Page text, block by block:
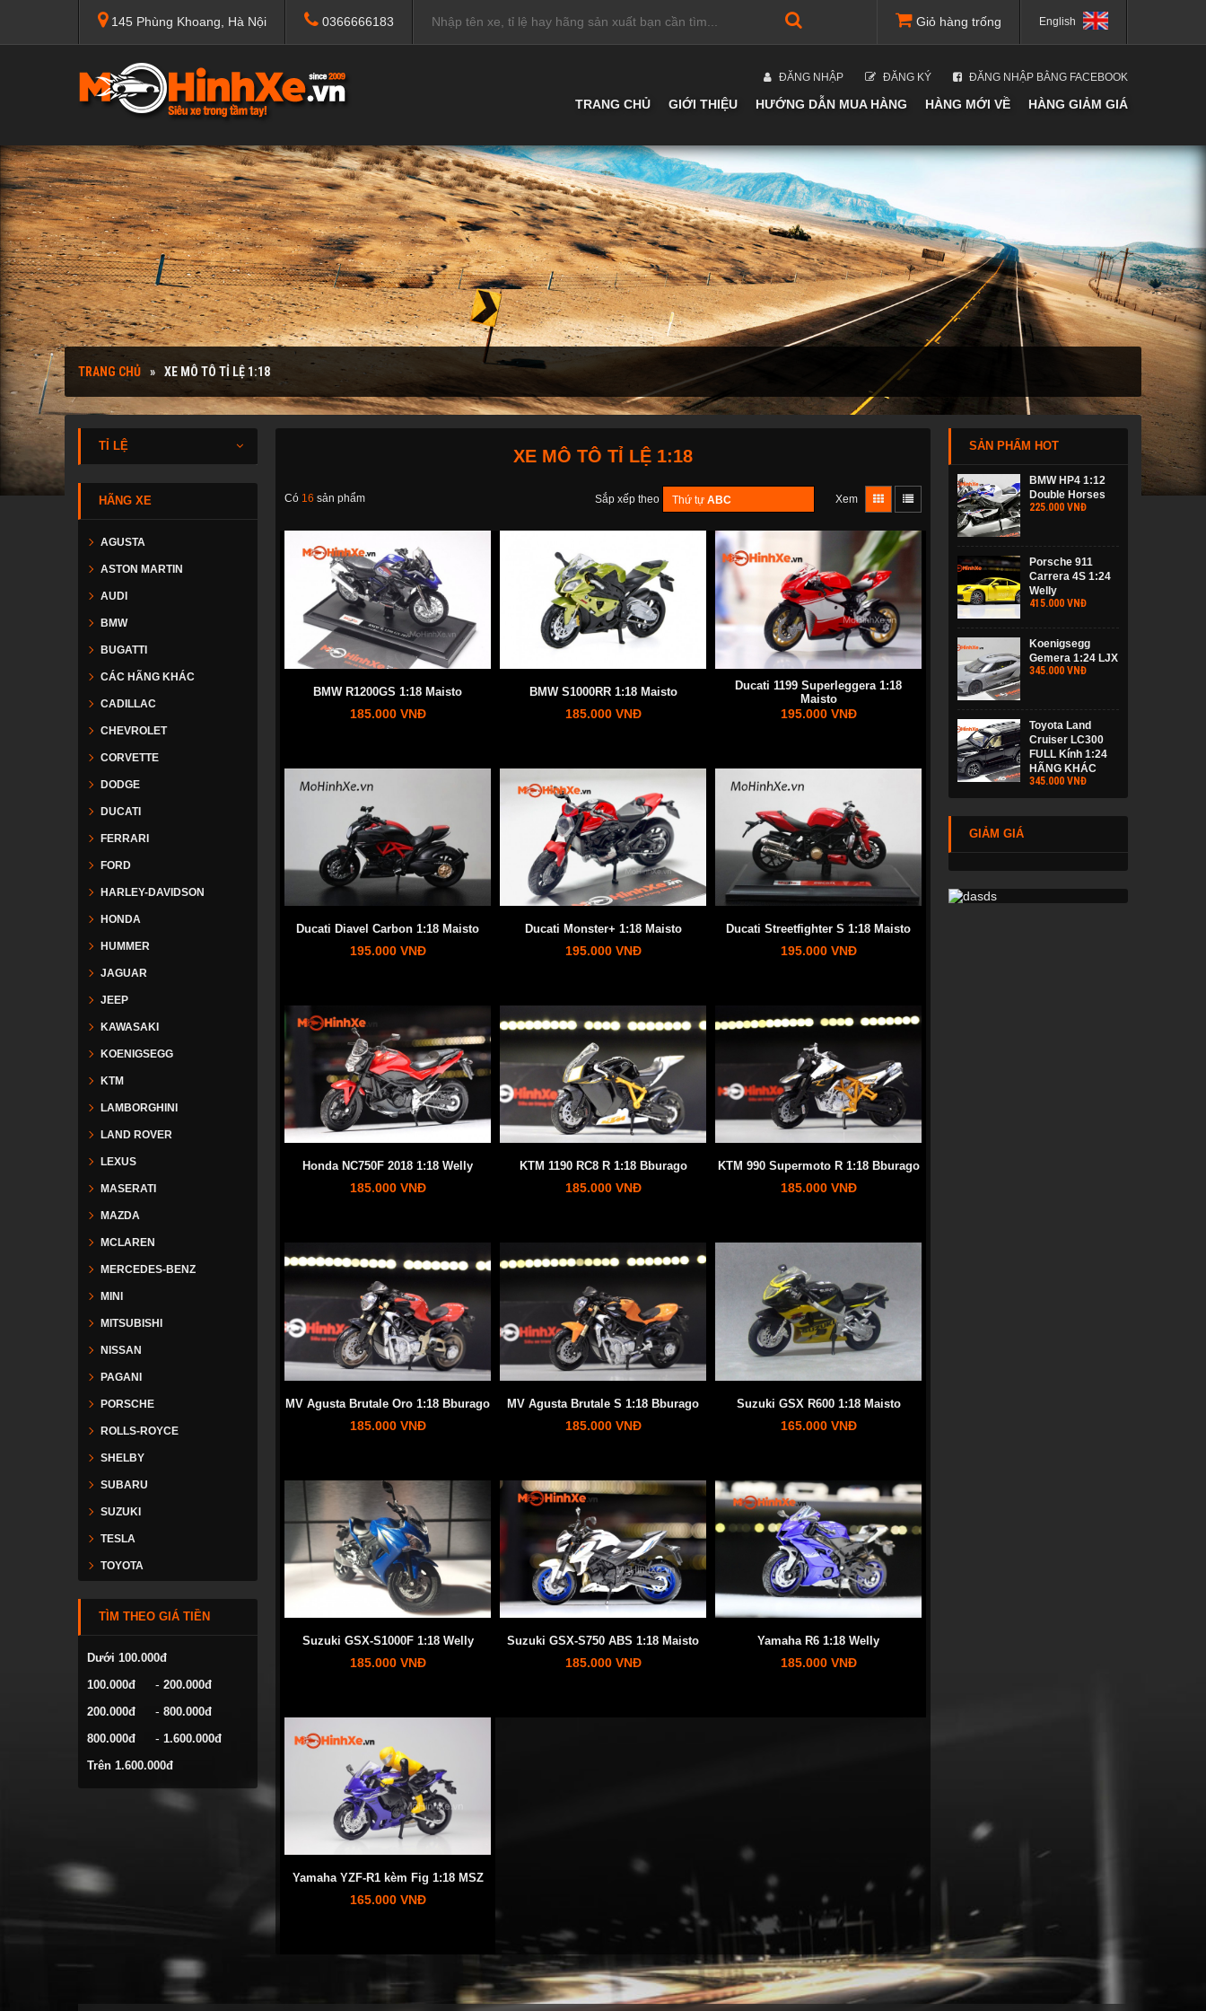
145 Phùng Khoang, Hà Nội 0366666183 English
Giỏ hàng trống
ĐĂNG NHẬP ĐĂNG KÝ ĐĂNG NHẬP BẰNG FACEBOOK
TRANG CHỦ GIỚI THIỆU HƯỚNG DẪN MUA HÀNG HÀNG MỚI VỀ HÀNG GIẢM GIÁ
TRANG CHỦ XE MÔ TÔ TỈ LỆ 1:18
TỈ LỆ
HÃNG XE
AGUSTA
ASTON MARTIN
AUDI
BMW
BUGATTI
CÁC HÃNG KHÁC
CADILLAC
CHEVROLET
CORVETTE
DODGE
DUCATI
FERRARI
FORD
HARLEY-DAVIDSON
HONDA
HUMMER
JAGUAR
JEEP
KAWASAKI
KOENIGSEGG
KTM
LAMBORGHINI
LAND ROVER
LEXUS
MASERATI
MAZDA
MCLAREN
MERCEDES-BENZ
MINI
MITSUBISHI
NISSAN
PAGANI
PORSCHE
ROLLS-ROYCE
SHELBY
SUBARU
SUZUKI
TESLA
TOYOTA
VOLKSWAGEN
TÌM THEO GIÁ TIỀN
Dưới 100.000đ
100.000đ
- 200.000đ
200.000đ
- 800.000đ
800.000đ
- 1.600.000đ
Trên 1.600.000đ
XE MÔ TÔ TỈ LỆ 1:18
Có 16 sản phẩm Sắp xếp theo Thứ tự ABC Xem
BMW R1200GS 1:18 Maisto
185.000 VNĐ
BMW S1000RR 1:18 Maisto
185.000 VNĐ
Ducati 1199 Superleggera 1:18
Maisto
195.000 VNĐ
Ducati Diavel Carbon 1:18 Maisto
195.000 VNĐ
Ducati Monster+ 1:18 Maisto
195.000 VNĐ
Ducati Streetfighter S 1:18 Maisto
195.000 VNĐ
Honda NC750F 2018 1:18 Welly
185.000 VNĐ
KTM 1190 RC8 R 1:18 Bburago
185.000 VNĐ
KTM 990 Supermoto R 1:18 Bburago
185.000 VNĐ
MV Agusta Brutale Oro 1:18 Bburago
185.000 VNĐ
MV Agusta Brutale S 1:18 Bburago
185.000 VNĐ
Suzuki GSX R600 1:18 Maisto
165.000 VNĐ
Suzuki GSX-S1000F 1:18 Welly
185.000 VNĐ
Suzuki GSX-S750 ABS 1:18 Maisto
185.000 VNĐ
Yamaha R6 1:18 Welly
185.000 VNĐ
Yamaha YZF-R1 kèm Fig 1:18 MSZ
165.000 VNĐ
SẢN PHẨM HOT
BMW HP4 1:12
Double Horses
225.000 VNĐ
Porsche 911
Carrera 4S 1:24
Welly
415.000 VNĐ
Koenigsegg
Gemera 1:24 LJX
345.000 VNĐ
Toyota Land
Cruiser LC300
FULL Kính 1:24
HÃNG KHÁC
345.000 VNĐ
GIẢM GIÁ